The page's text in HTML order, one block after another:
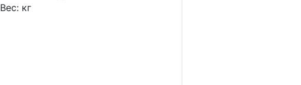
Вес: кг